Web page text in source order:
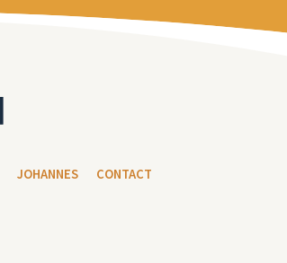
JOHANNES CONTACT